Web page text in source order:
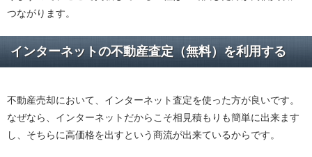
つながります。
インターネットの不動産査定（無料）を利用する
不動産売却において、インターネット査定を使った方が良いです。
なぜなら、インターネットだからこそ相見積もりも簡単に出来ます
し、そちらに高価格を出すという商流が出来ているからです。